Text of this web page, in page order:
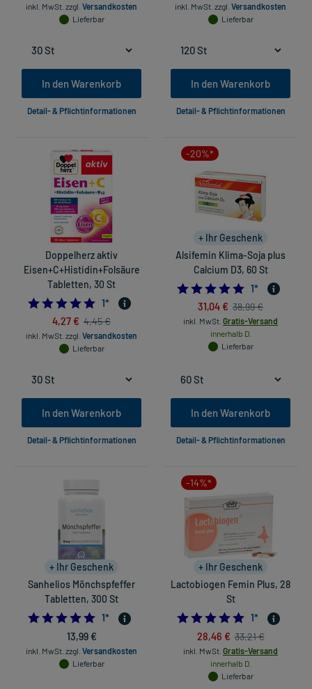
inkl. MwSt. zzgl. Versandkosten
Lieferbar
In den Warenkorb
Detail- & Pflichtinformationen
inkl. MwSt. zzgl. Versandkosten
Lieferbar
In den Warenkorb
Detail- & Pflichtinformationen
Doppelherz aktiv
Eisen+C+Histidin+Folsäure
Tabletten, 30 St
5.0
1*
4,27 € 4,45 €
inkl. MwSt. zzgl. Versandkosten
Lieferbar
In den Warenkorb
Detail- & Pflichtinformationen
-20%*
+ Ihr Geschenk
Alsifemin Klima-Soja plus
Calcium D3, 60 St
5.0
1*
31,04 € 38,99 €
inkl. MwSt. Gratis-Versand
innerhalb D.
Lieferbar
In den Warenkorb
Detail- & Pflichtinformationen
+ Ihr Geschenk
Sanhelios Mönchspfeffer
Tabletten, 300 St
5.0
1*
13,99 €
inkl. MwSt. zzgl. Versandkosten
Lieferbar
-14%*
+ Ihr Geschenk
Lactobiogen Femin Plus, 28
St
5.0
1*
28,46 € 33,21 €
inkl. MwSt. Gratis-Versand
innerhalb D.
Lieferbar